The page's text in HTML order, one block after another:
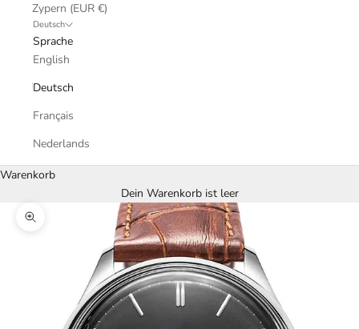
Zypern (EUR €)
Deutsch
Sprache
English
Deutsch
Français
Nederlands
Warenkorb
Dein Warenkorb ist leer
Bild vergrößern